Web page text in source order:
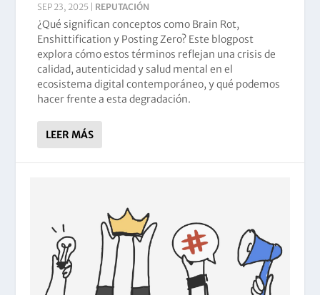
SEP 23, 2025 | REPUTACIÓN
¿Qué significan conceptos como Brain Rot,
Enshittification y Posting Zero? Este blogpost
explora cómo estos términos reflejan una crisis de
calidad, autenticidad y salud mental en el
ecosistema digital contemporáneo, y qué podemos
hacer frente a esta degradación.
LEER MÁS